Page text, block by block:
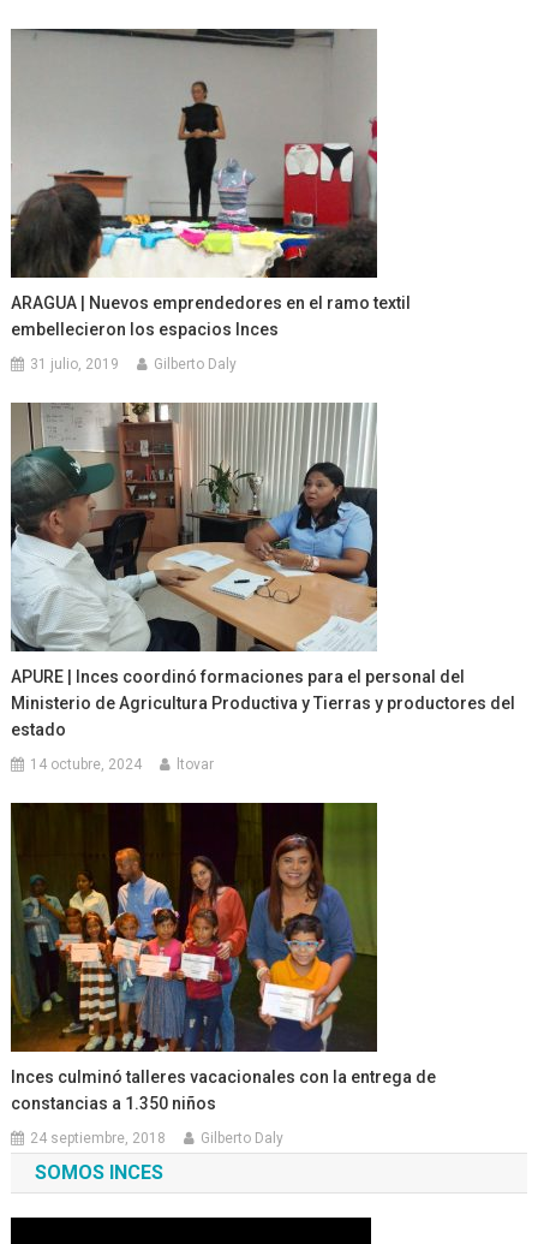
ARAGUA | Nuevos emprendedores en el ramo textil
embellecieron los espacios Inces
31 julio, 2019 Gilberto Daly
APURE | Inces coordinó formaciones para el personal del
Ministerio de Agricultura Productiva y Tierras y productores del
estado
14 octubre, 2024 ltovar
Inces culminó talleres vacacionales con la entrega de
constancias a 1.350 niños
24 septiembre, 2018 Gilberto Daly
SOMOS INCES